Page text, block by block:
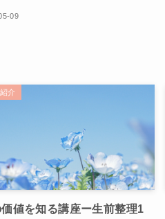
09
介
値を知る講座ー生前整理1